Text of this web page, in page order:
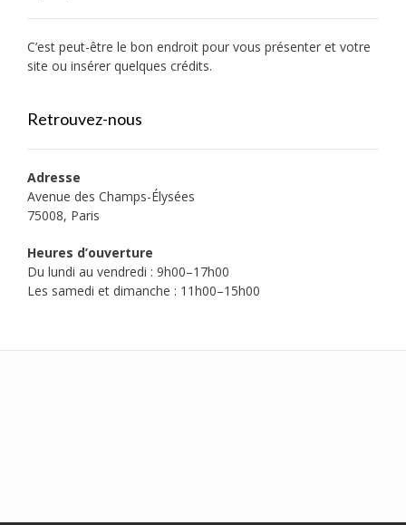
C’est peut-être le bon endroit pour vous présenter et votre
site ou insérer quelques crédits.
Retrouvez-nous
Adresse
Avenue des Champs-Élysées
75008, Paris
Heures d’ouverture
Du lundi au vendredi : 9h00–17h00
Les samedi et dimanche : 11h00–15h00